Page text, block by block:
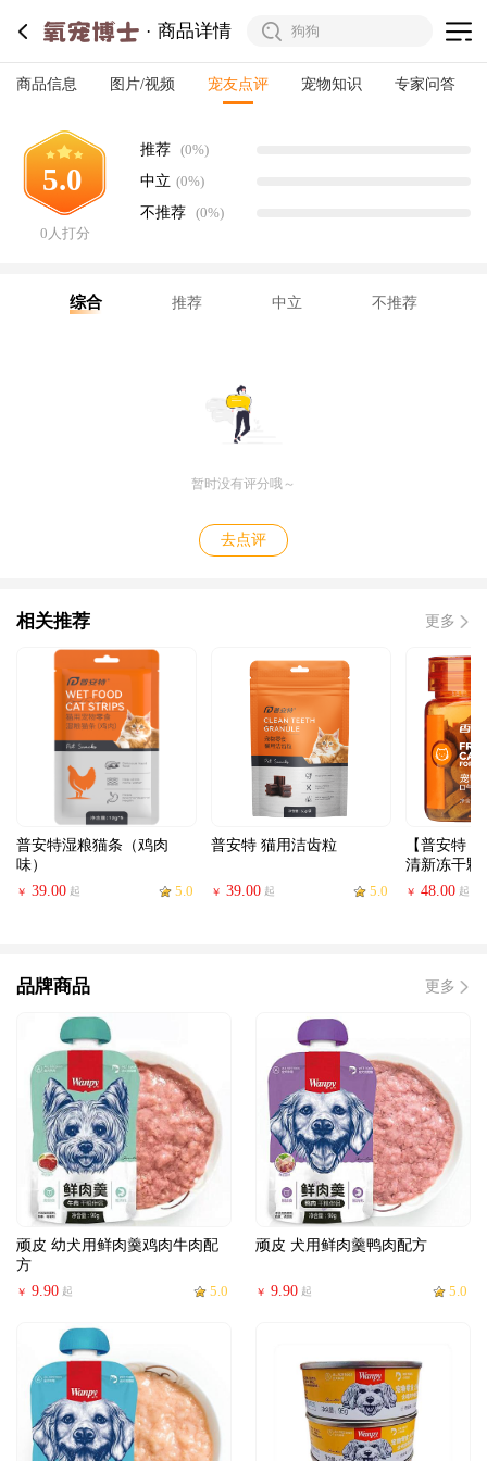
商品详情
商品信息 图片/视频 宠友点评 宠物知识 专家问答
0人打分
5.0
推荐 (0%)
中立 (0%)
不推荐 (0%)
综合 推荐 中立 不推荐
暂时没有评分哦～
去点评
相关推荐 更多
普安特湿粮猫条（鸡肉
味）
￥ 39.00 起 5.0
普安特 猫用洁齿粒
￥ 39.00 起 5.0
【普安特
清新冻干颗
￥ 48.00 起
品牌商品 更多
顽皮 幼犬用鲜肉羹鸡肉牛肉配
方
￥ 9.90 起 5.0
顽皮 犬用鲜肉羹鸭肉配方
￥ 9.90 起 5.0